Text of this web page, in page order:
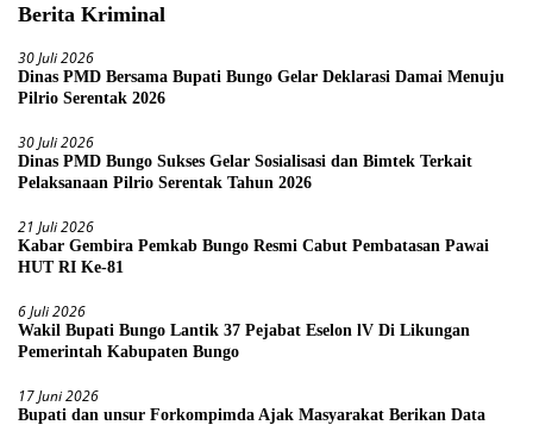
Berita Kriminal
30 Juli 2026
Dinas PMD Bersama Bupati Bungo Gelar Deklarasi Damai Menuju
Pilrio Serentak 2026
30 Juli 2026
Dinas PMD Bungo Sukses Gelar Sosialisasi dan Bimtek Terkait
Pelaksanaan Pilrio Serentak Tahun 2026
21 Juli 2026
Kabar Gembira Pemkab Bungo Resmi Cabut Pembatasan Pawai
HUT RI Ke-81
6 Juli 2026
Wakil Bupati Bungo Lantik 37 Pejabat Eselon lV Di Likungan
Pemerintah Kabupaten Bungo
17 Juni 2026
Bupati dan unsur Forkompimda Ajak Masyarakat Berikan Data